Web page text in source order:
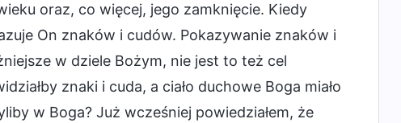
oraz, co więcej, jego zamknięcie. Kiedy
On znaków i cudów. Pokazywanie znaków i
w dziele Bożym, nie jest to też cel
znaki i cuda, a ciało duchowe Boga miało
w Boga? Już wcześniej powiedziałem, że